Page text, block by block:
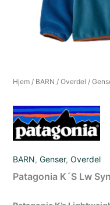
Hjem / BARN /Overdel /
BARN,Genser,Overdel
Patagonia K´S Lw